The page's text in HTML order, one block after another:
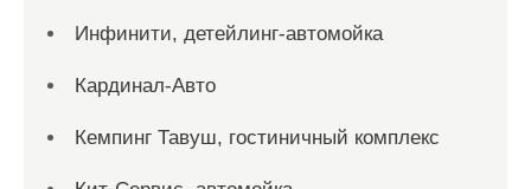
Инфинити, детейлинг-автомойка
Кардинал-Авто
Кемпинг Тавуш, гостиничный комплекс